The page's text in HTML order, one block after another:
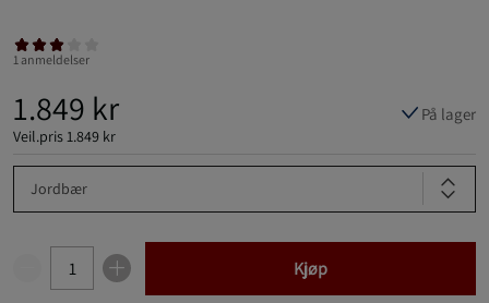
1 anmeldelser
1.849 kr
Veil.pris 1.849 kr
På lager
Jordbær
Kjøp